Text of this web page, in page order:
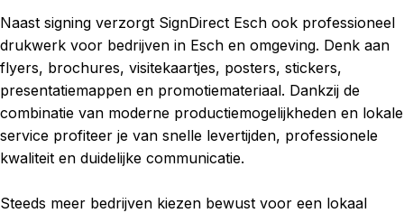
Naast signing verzorgt SignDirect Esch ook professioneel
drukwerk voor bedrijven in Esch en omgeving. Denk aan
flyers, brochures, visitekaartjes, posters, stickers,
presentatiemappen en promotiemateriaal. Dankzij de
combinatie van moderne productiemogelijkheden en lokale
service profiteer je van snelle levertijden, professionele
kwaliteit en duidelijke communicatie.
Steeds meer bedrijven kiezen bewust voor een lokaal